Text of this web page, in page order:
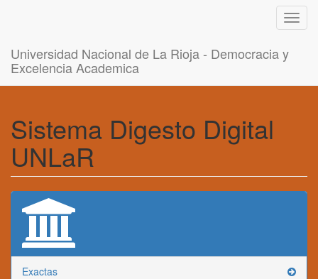
Universidad Nacional de La Rioja - Democracia y
Excelencia Academica
Sistema Digesto Digital
UNLaR
Exactas